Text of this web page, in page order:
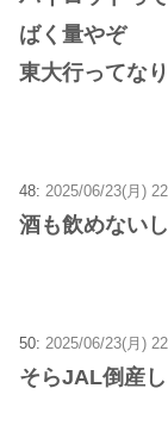
ばく量やぞ
東大行ってな
48: 2025/06/23(月)
酒も飲めないし
50: 2025/06/23(月)
そらJAL倒産